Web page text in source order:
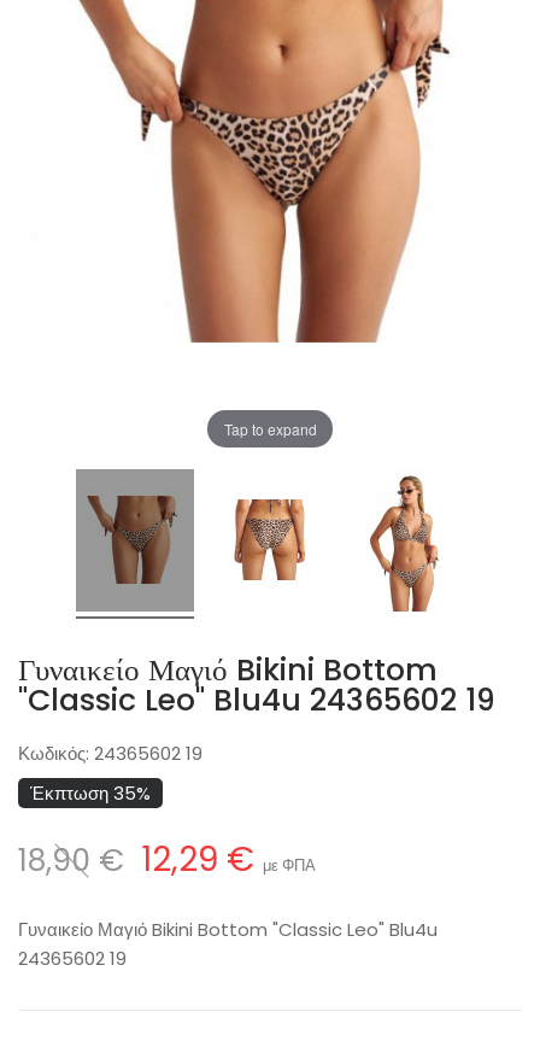
Tap to expand
Γυναικείο Μαγιό Bikini Bottom
"Classic Leo" Blu4u 24365602 19
Κωδικός: 24365602 19
Έκπτωση 35%
18,90 € 12,29 € με ΦΠΑ
Γυναικείο Μαγιό Bikini Bottom "Classic Leo" Blu4u
24365602 19